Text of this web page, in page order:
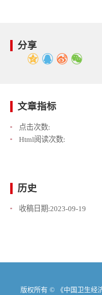
分享
文章指标
点击次数:
Html阅读次数:
历史
收稿日期:2023-09-19
版权所有 © 《中国卫生经